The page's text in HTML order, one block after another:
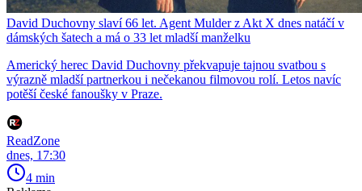
David Duchovny slaví 66 let. Agent Mulder z Akt X dnes natáčí v
dámských šatech a má o 33 let mladší manželku
Americký herec David Duchovny překvapuje tajnou svatbou s
výrazně mladší partnerkou i nečekanou filmovou rolí. Letos navíc
potěší české fanoušky v Praze.
ReadZone
dnes, 17:30
4 min